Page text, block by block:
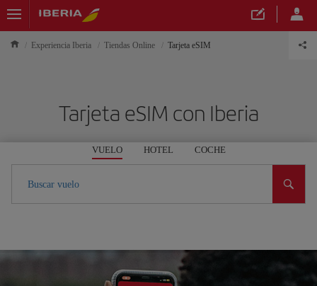
Experiencia Iberia Tiendas Online Tarjeta eSIM
Tarjeta eSIM con Iberia
VUELO HOTEL COCHE
Buscar vuelo